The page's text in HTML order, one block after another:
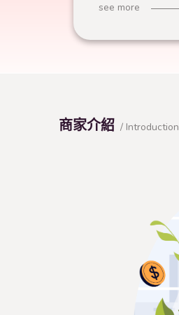
see more
商家介紹 / Introduction